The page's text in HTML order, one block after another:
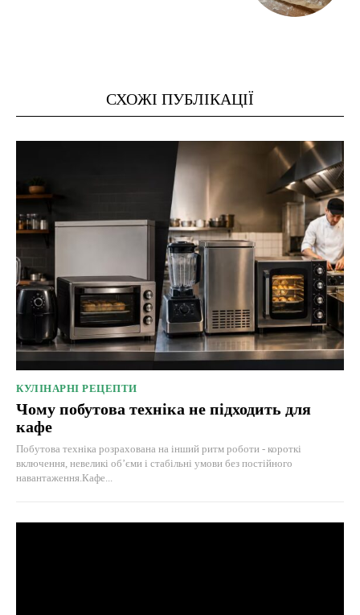
СХОЖІ ПУБЛІКАЦІЇ
КУЛІНАРНІ РЕЦЕПТИ
Чому побутова техніка не підходить для
кафе
Побутова техніка розрахована на інший ритм роботи - короткі
включення, невеликі об’єми і стабільні умови без постійного
навантаження.Кафе...